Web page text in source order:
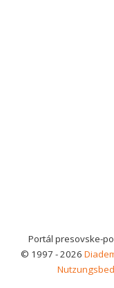
Portál presovske-
© 1997 - 2026